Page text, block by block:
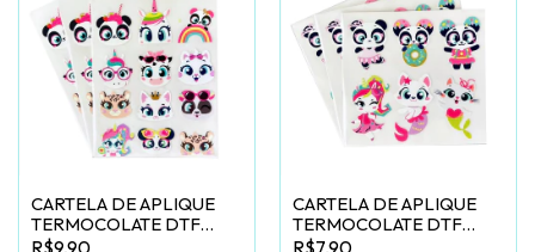
CARTELA DE APLIQUE
TERMOCOLATE DTF
ROSTINHO PUKET - 12
CARTELA DE APLIQUE
TERMOCOLATE DTF
CORPINHO PUKET - 6